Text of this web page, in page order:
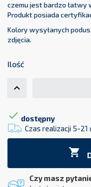
czemu jest bardzo łatwy
Produkt posiada
Kolory wysyłanych
zdjęcia.
Ilość
 dostępny
Czas realizacji 5-21

Czy masz